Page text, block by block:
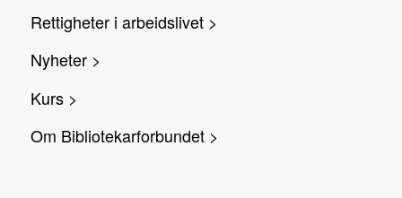
Rettigheter i arbeidslivet >
Nyheter >
Kurs >
Om Bibliotekarforbundet >